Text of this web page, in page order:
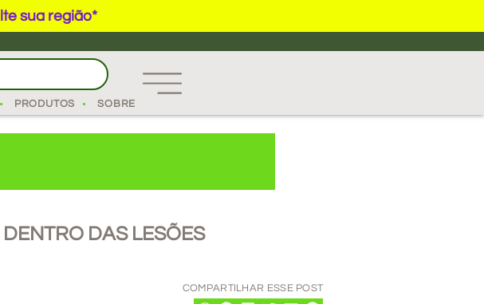
sua região*
PRODUTOS SOBRE
COMPARTILHAR ESSE POST
DAS LESÕES